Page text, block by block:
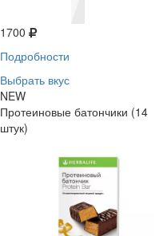
1700
Подробности
Выбрать вкус
NEW
Протеиновые батончики (14
штук)